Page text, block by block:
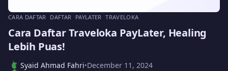
CARA DAFTAR DAFTAR PAYLATER TRAVELOKA
Cara Daftar Traveloka PayLater, Healing
Lebih Puas!
Syaid Ahmad Fahri•December 11, 2024